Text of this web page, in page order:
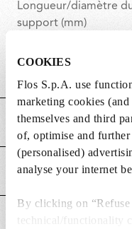
COOKIES
Flos S.p.A. use
marketing cookies
themselves and third
of, optimise and
(personalised)
analyse your internet
By clicking on “Refuse
technical/functionality
Longueur/diamètre
support (mm)
DOWNLOADS